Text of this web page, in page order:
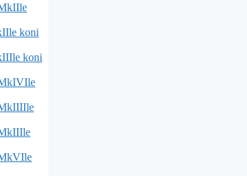
Ile
Ile koni
Ile koni
Ile
Ile
Ile
Ile